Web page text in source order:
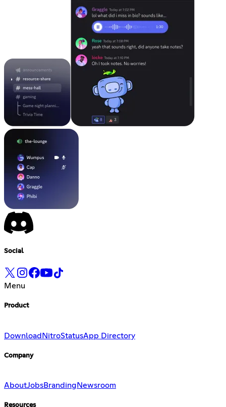
Social
Menu
Product
DownloadNitroStatusApp Directory
Company
AboutJobsBranding Newsroom
Resources